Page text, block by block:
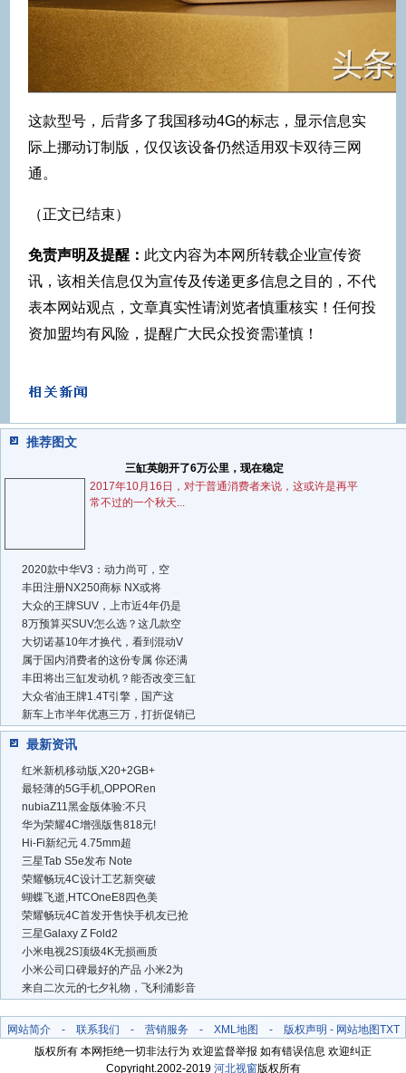
这款型号，后背多了我国移动4G的标志，显示信息实
际上挪动订制版，仅仅该设备仍然适用双卡双待三网
通。
（正文已结束）
免责声明及提醒： 此文内容为本网所转载企业宣传资
讯，该相关信息仅为宣传及传递更多信息之目的，不代
表本网站观点，文章真实性请浏览者慎重核实！任何投
资加盟均有风险，提醒广大民众投资需谨慎！
推荐图文
三缸英朗开了6万公里，现在稳定
2017年10月16日，对于普通消费者来说，这或许是再平
常不过的一个秋天...
2020款中华V3：动力尚可，空
丰田注册NX250商标 NX或将
大众的王牌SUV，上市近4年仍是
8万预算买SUV怎么选？这几款空
大切诺基10年才换代，看到混动V
属于国内消费者的这份专属 你还满
丰田将出三缸发动机？能否改变三缸
大众省油王牌1.4T引擎，国产这
新车上市半年优惠三万，打折促销已
最新资讯
红米新机移动版,X20+2GB+
最轻薄的5G手机,OPPORen
nubiaZ11黑金版体验:不只
华为荣耀4C增强版售818元!
Hi-Fi新纪元 4.75mm超
三星Tab S5e发布 Note
荣耀畅玩4C设计工艺新突破
蝴蝶飞逝,HTCOneE8四色美
荣耀畅玩4C首发开售快手机友已抢
三星Galaxy Z Fold2
小米电视2S顶级4K无损画质
小米公司口碑最好的产品 小米2为
来自二次元的七夕礼物，飞利浦影音
网站简介- 联系我们 - 营销服务 - XML地图 - 版权声明 - 网站地图TXT
版权所有 本网拒绝一切非法行为 欢迎监督举报 如有错误信息 欢迎纠正
Copyright.2002-2019 河北视窗版权所有